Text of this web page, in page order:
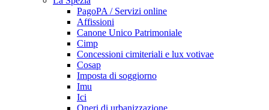
PagoPA / Servizi online
Affissioni
Canone Unico Patrimoniale
Cimp
Concessioni cimiteriali e lux votivae
Cosap
Imposta di soggiorno
Imu
Ici
Oneri di urbanizzazione